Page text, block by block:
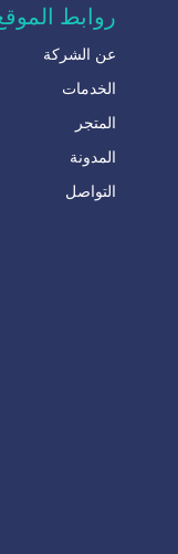
روابط
عن الشركة
الخدمات
المتجر
المدونة
التواصل